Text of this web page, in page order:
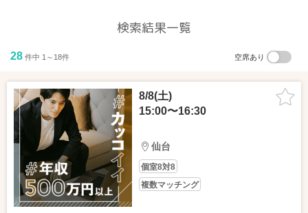
検索結果一覧
28 件中 1～18件 空席あり
8/8(土)
15:00〜16:30
仙台
個室8対8
複数マッチング